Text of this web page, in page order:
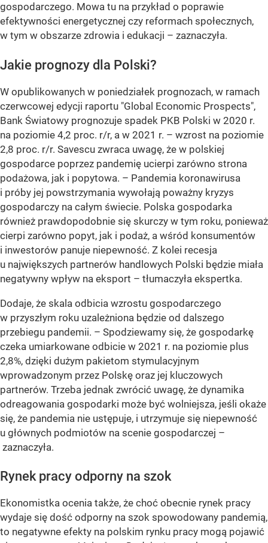
gospodarczego. Mowa tu na przykład o poprawie
efektywności energetycznej czy reformach społecznych,
w tym w obszarze zdrowia i edukacji – zaznaczyła.
Jakie prognozy dla Polski?
W opublikowanych w poniedziałek prognozach, w ramach
czerwcowej edycji raportu "Global Economic Prospects",
Bank Światowy prognozuje spadek PKB Polski w 2020 r.
na poziomie 4,2 proc. r/r, a w 2021 r. – wzrost na poziomie
2,8 proc. r/r. Savescu zwraca uwagę, że w polskiej
gospodarce poprzez pandemię ucierpi zarówno strona
podażowa, jak i popytowa. – Pandemia koronawirusa
i próby jej powstrzymania wywołają poważny kryzys
gospodarczy na całym świecie. Polska gospodarka
również prawdopodobnie się skurczy w tym roku, ponieważ
cierpi zarówno popyt, jak i podaż, a wśród konsumentów
i inwestorów panuje niepewność. Z kolei recesja
u największych partnerów handlowych Polski będzie miała
negatywny wpływ na eksport – tłumaczyła ekspertka.
Dodaje, że skala odbicia wzrostu gospodarczego
w przyszłym roku uzależniona będzie od dalszego
przebiegu pandemii. – Spodziewamy się, że gospodarkę
czeka umiarkowane odbicie w 2021 r. na poziomie plus
2,8%, dzięki dużym pakietom stymulacyjnym
wprowadzonym przez Polskę oraz jej kluczowych
partnerów. Trzeba jednak zwrócić uwagę, że dynamika
odreagowania gospodarki może być wolniejsza, jeśli okaże
się, że pandemia nie ustępuje, i utrzymuje się niepewność
u głównych podmiotów na scenie gospodarczej –
zaznaczyła.
Rynek pracy odporny na szok
Ekonomistka ocenia także, że choć obecnie rynek pracy
wydaje się dość odporny na szok spowodowany pandemią,
to negatywne efekty na polskim rynku pracy mogą pojawić